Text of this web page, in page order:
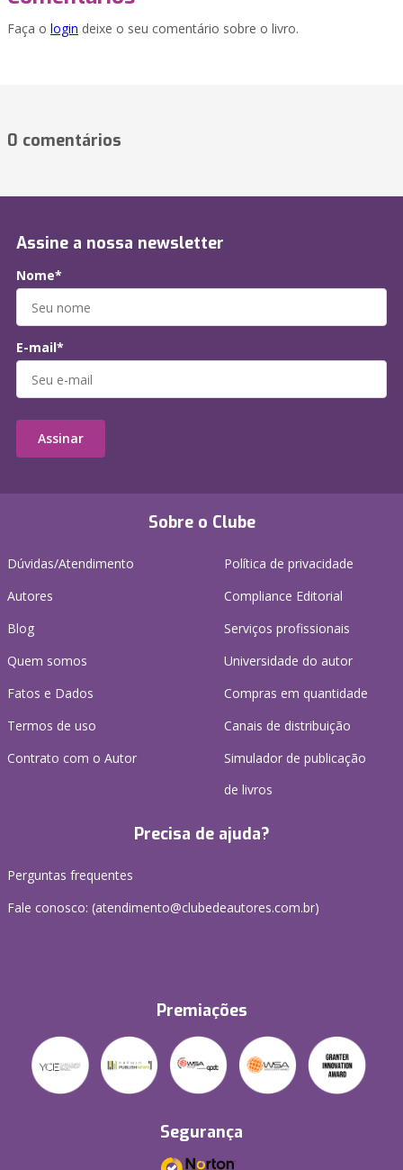
Faça o login deixe o seu comentário sobre o livro.
0 comentários
Sobre o Clube
Dúvidas/Atendimento
Autores
Blog
Quem somos
Fatos e Dados
Termos de uso
Contrato com o Autor
Política de privacidade
Compliance Editorial
Serviços profissionais
Universidade do autor
Compras em quantidade
Canais de distribuição
Simulador de publicação
de livros
Precisa de ajuda?
Perguntas frequentes
Fale conosco: (atendimento@clubedeautores.com.br)
Premiações
Segurança
Assine a nossa newsletter
Nome*
E-mail*
Assinar